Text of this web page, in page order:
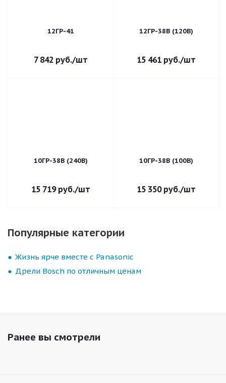
12ГР-41
7 842 руб./шт
12ГР-38В (120В)
15 461 руб./шт
10ГР-38В (240В)
15 719руб./шт
10ГР-38В (100В)
15 350руб./шт
Популярные категории
Жизнь ярче вместе с Panasonic
Дрели Bosch по отличным ценам
Ранее вы смотрели